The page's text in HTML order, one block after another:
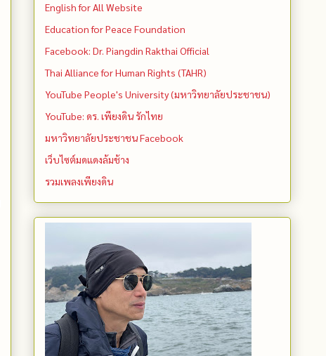
English for All Website
Education for Peace Foundation
Facebook: Dr. Piangdin Rakthai Official
Thai Alliance for Human Rights (TAHR)
YouTube People's University (มหาวิทยาลัยประชาชน)
YouTube: ดร. เพียงดิน รักไทย
มหาวิทยาลัยประชาชน Facebook
เว็บไซต์มดแดงล้มช้าง
รวมเพลงเพียงดิน